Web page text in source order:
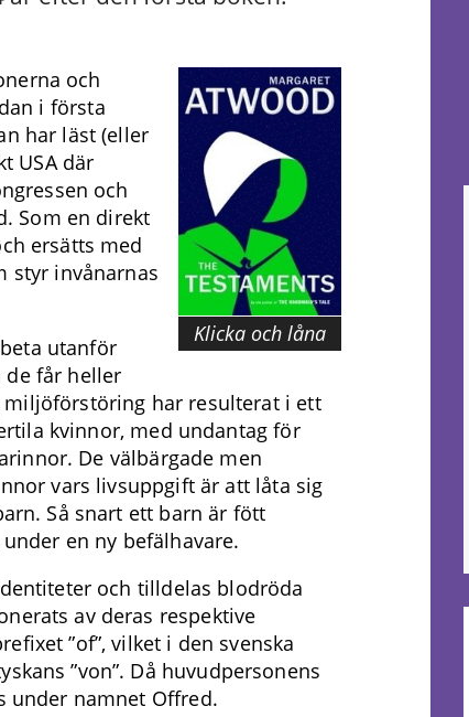
Klicka och låna
och
i första
har läst (eller
USA där
och
Som en direkt
ersätts med
styr invånarnas
utanför
de får heller
miljöförstöring har resulterat i ett
kvinnor, med undantag för
De välbärgade men
vars livsuppgift är att låta sig
Så snart ett barn är fött
en ny befälhavare.
och tilldelas blodröda
av deras respektive
”of”, vilket i den svenska
”von”. Då huvudpersonens
under namnet Offred.